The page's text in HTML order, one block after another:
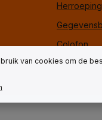
Colofon
van cookies om de